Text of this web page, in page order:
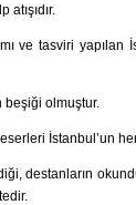
ve tasviri
beşiği olmuştur.
İstanbul’un
destanların